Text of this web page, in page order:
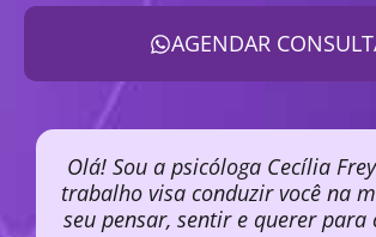
AGENDAR
Olá! Sou a psicóloga Cecília
trabalho visa conduzir você na
seu pensar, sentir e querer para